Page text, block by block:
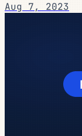
Aug 7, 2023